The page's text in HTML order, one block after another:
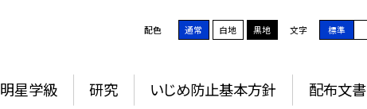
配色 通常 白地 黒地 文字 標準
明星学級 研究 いじめ防止基本方針 配布文書